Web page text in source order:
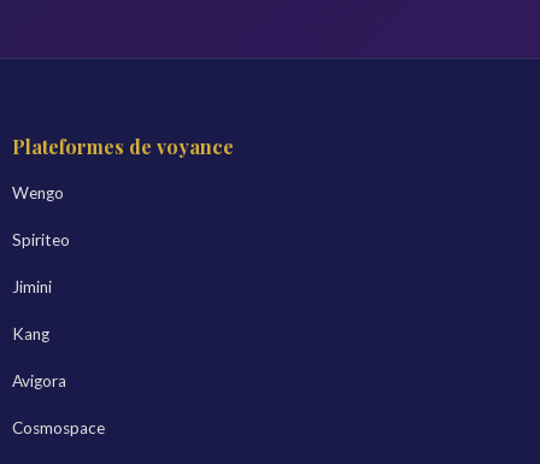
Plateformes de voyance
Wengo
Spiriteo
Jimini
Kang
Avigora
Cosmospace